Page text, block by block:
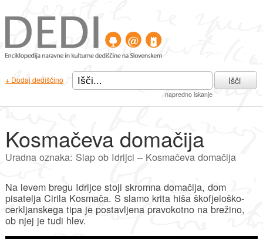
+ Dodaj dediščino
napredno iskanje
Išči
Kosmačeva domačija
Uradna oznaka: Slap ob Idrijci – Kosmačeva domačija
Na levem bregu Idrijce stoji skromna domačija, dom
pisatelja Cirila Kosmača. S slamo krita hiša škofjeloško-
cerkljanskega tipa je postavljena pravokotno na brežino,
ob njej je tudi hlev.